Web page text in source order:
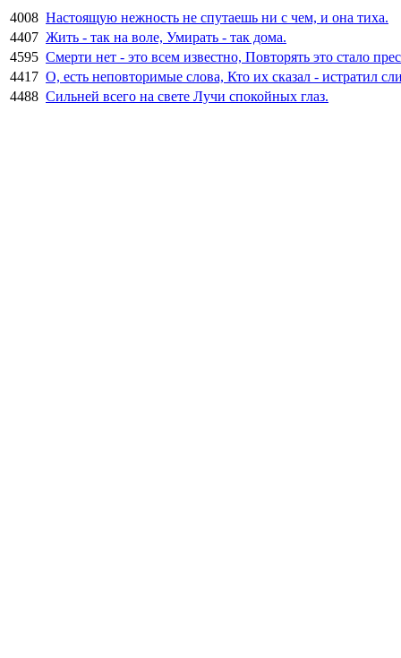
4008 Настоящую нежность не спутаешь ни с чем, и она тиха.
4407 Жить - так на воле, Умирать - так дома.
4595 Смерти нет - это всем известно, Повторять это стало
4417 О, есть неповторимые слова, Кто их сказал - истратил
4488 Сильней всего на свете Лучи спокойных глаз.